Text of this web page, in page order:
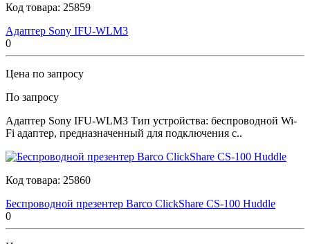
Код товара: 25859
Адаптер Sony IFU-WLM3
0
Цена по запросу
По запросу
Адаптер Sony IFU-WLM3 Тип устройства: беспроводной Wi-
Fi адаптер, предназначенный для подключения с..
Код товара: 25860
Беспроводной презентер Barco ClickShare CS-100 Huddle
0